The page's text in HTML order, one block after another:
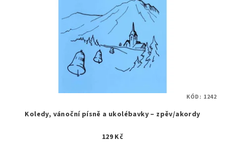
Koledy, vánoční písně a ukolébavky – zpěv/akordy
129 Kč
KÓD: 1242